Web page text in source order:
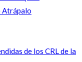
Atrápalo